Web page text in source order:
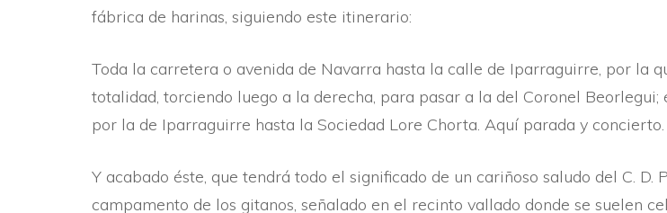
fábrica de harinas, siguiendo este itinerario:
Toda la carretera o avenida de Navarra hasta la calle de Iparraguirre, por la
totalidad, torciendo luego a la derecha, para pasar a la del Coronel
por la de Iparraguirre hasta la Sociedad Lore Chorta. Aquí­ parada y concierto.
Y acabado éste, que tendrá todo el significado de un cariñoso saludo del C.
campamento de los gitanos, señalado en el recinto vallado donde se suelen